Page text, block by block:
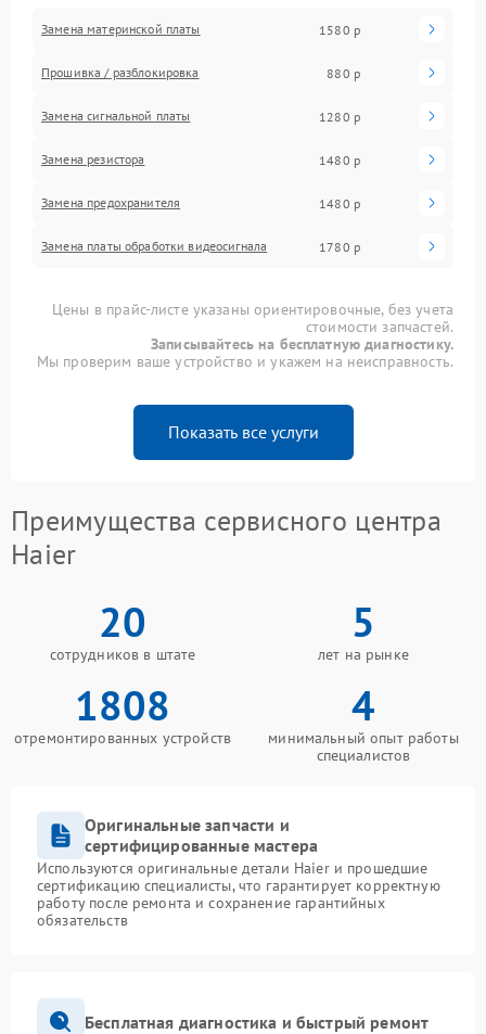
Замена материнской платы 1580 р
Прошивка / разблокировка 880 р
Замена сигнальной платы 1280 р
Замена резистора 1480 р
Замена предохранителя 1480 р
Замена платы обработки видеосигнала 1780 р
Цены в прайс-листе указаны ориентировочные, без учета
стоимости запчастей.
Записывайтесь на бесплатную диагностику.
Мы проверим ваше устройство и укажем на неисправность.
Показать все услуги
Преимущества сервисного центра
Haier
20
сотрудников в штате
5
лет на рынке
1808
отремонтированных устройств
4
минимальный опыт работы
специалистов
Оригинальные запчасти и
сертифицированные мастера
Используются оригинальные детали Haier и прошедшие
сертификацию специалисты, что гарантирует корректную
работу после ремонта и сохранение гарантийных
обязательств
Бесплатная диагностика и быстрый ремонт